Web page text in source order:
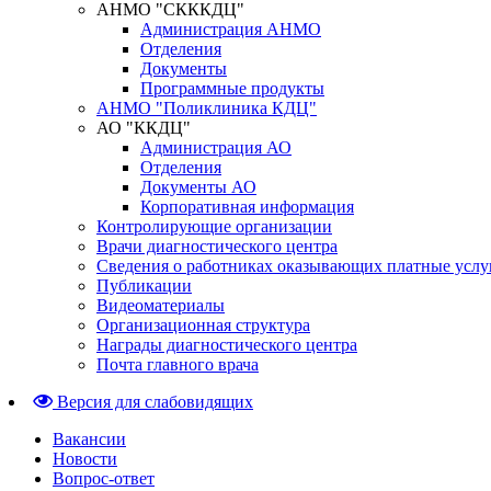
АНМО "СКККДЦ"
Администрация АНМО
Отделения
Документы
Программные продукты
АНМО "Поликлиника КДЦ"
АО "ККДЦ"
Администрация АО
Отделения
Документы АО
Корпоративная информация
Контролирующие организации
Врачи диагностического центра
Сведения о работниках оказывающих платные
Публикации
Видеоматериалы
Организационная структура
Награды диагностического центра
Почта главного врача
Версия для слабовидящих
Вакансии
Новости
Вопрос-ответ